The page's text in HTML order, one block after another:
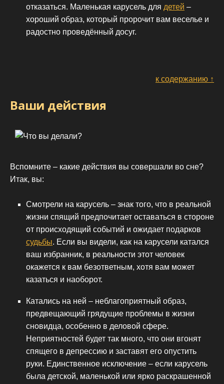
отказаться. Маленькая карусель для детей –
хороший образ, который пророчит вам веселье и
радостно проведённый досуг.
к содержанию ↑
Ваши действия
Вспомните – какие действия вы совершали во сне?
Итак, вы:
Смотрели на карусель – знак того, что в реальной
жизни спящий предпочитает оставаться в стороне
от происходящий событий и ожидает подарков
судьбы. Если вы видели, как на карусели катался
ваш избранник, в реальности этот человек
окажется к вам безответным, хотя вам может
казаться и наоборот.
Катались на ней – неблагоприятный образ,
предвещающий грядущие проблемы в жизни
сновидца, особенно в деловой сфере.
Неприятностей будет так много, что они вгонят
спящего в депрессию и заставят его опустить
руки. Единственное исключение – если карусель
была детской, маленькой или ярко раскрашенной